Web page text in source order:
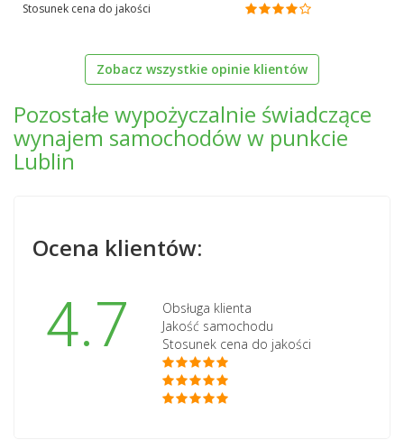
Stosunek cena do jakości
Zobacz wszystkie opinie klientów
Pozostałe wypożyczalnie świadczące
wynajem samochodów w punkcie
Lublin
Ocena klientów:
4.7
Obsługa klienta
Jakość samochodu
Stosunek cena do jakości